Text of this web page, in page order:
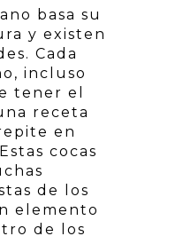
basa su
y existen
Cada
incluso
tener el
receta
en
cocas
de los
elemento
de los